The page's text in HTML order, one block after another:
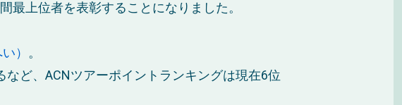
最上位者を表彰することになりました。
） 。
ど、ACNツアーポイントランキングは現在6位